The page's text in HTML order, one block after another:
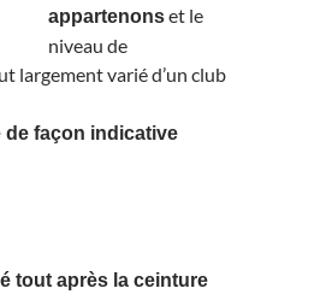
appartenonset le
niveau de
largement varié d’un club
de façon indicative
tout après la ceinture